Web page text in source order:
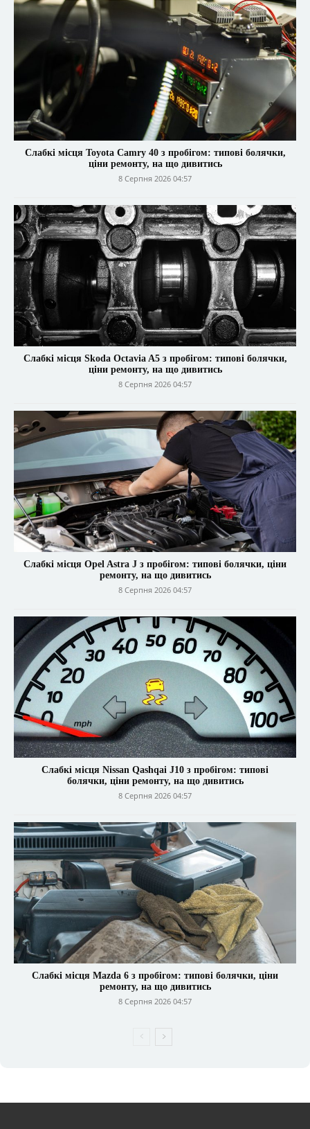
Слабкі місця Toyota Camry 40 з пробігом: типові болячки,
ціни ремонту, на що дивитись
8 Серпня 2026 04:57
Слабкі місця Skoda Octavia A5 з пробігом: типові болячки,
ціни ремонту, на що дивитись
8 Серпня 2026 04:57
Слабкі місця Opel Astra J з пробігом: типові болячки, ціни
ремонту, на що дивитись
8 Серпня 2026 04:57
Слабкі місця Nissan Qashqai J10 з пробігом: типові
болячки, ціни ремонту, на що дивитись
8 Серпня 2026 04:57
Слабкі місця Mazda 6 з пробігом: типові болячки, ціни
ремонту, на що дивитись
8 Серпня 2026 04:57